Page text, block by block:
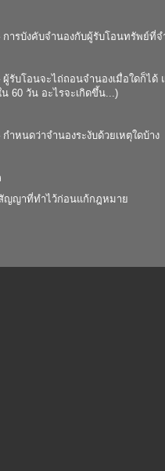
การบังคับจำนองกับผู้รับโอนทรัพย์ที่
ผู้รับโอนจะไถ่ถอนจำนองเมื่อใดก็ไ
60 วัน อะไรจะเกิดขึ้น...)
กำหนดว่าจำนองระงับด้วยเหตุใดบ้าง
ญญาที่ทำไว้ก่อนแก้กฎหมาย